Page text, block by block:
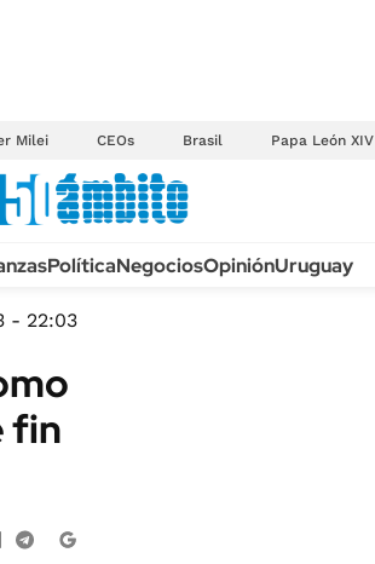
Milei CEOs Brasil Papa León XIV
GENERAL
PolíticaNegociosOpiniónUruguay
- 22:03
fin